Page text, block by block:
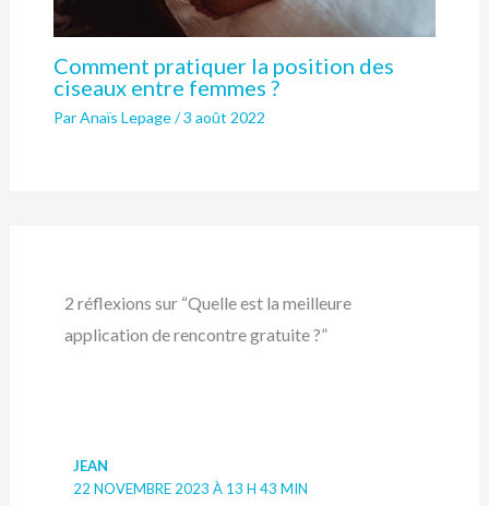
Comment pratiquer la position des
ciseaux entre femmes ?
ParAnaïs Lepage/3 août 2022
2 réflexions sur “Quelle est la meilleure
application de rencontre gratuite ?”
JEAN
22 NOVEMBRE 2023 À 13 H 43 MIN